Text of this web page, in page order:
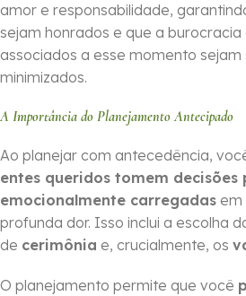
amor e responsabilidade,
sejam honrados e que a burocracia
associados a esse momento
minimizados.
A Importância do Planejamento Antecipado
Ao planejar com antecedência,
entes queridos tomem
emocionalmente carregadas em
profunda dor. Isso inclui a escolha
de cerimônia e, crucialmente, os
O planejamento permite que você